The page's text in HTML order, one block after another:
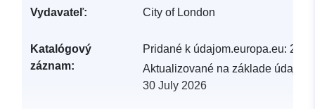
Vydavateľ: City of London
Katalógový
záznam:
Pridané k údajom.europa.eu: 29
Aktualizované na základe
30 July 2026